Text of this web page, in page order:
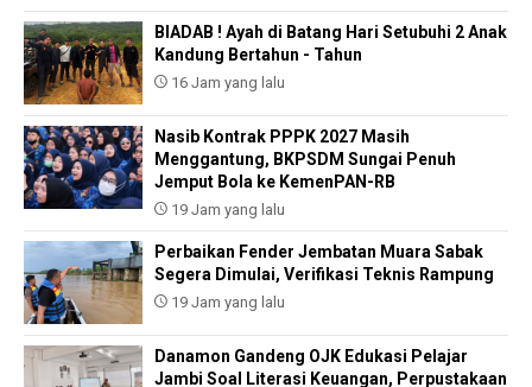
BIADAB ! Ayah di Batang Hari Setubuhi 2 Anak
Kandung Bertahun - Tahun
16 Jam yang lalu
Nasib Kontrak PPPK 2027 Masih
Menggantung, BKPSDM Sungai Penuh
Jemput Bola ke KemenPAN-RB
19 Jam yang lalu
Perbaikan Fender Jembatan Muara Sabak
Segera Dimulai, Verifikasi Teknis Rampung
19 Jam yang lalu
Danamon Gandeng OJK Edukasi Pelajar
Jambi Soal Literasi Keuangan, Perpustakaan